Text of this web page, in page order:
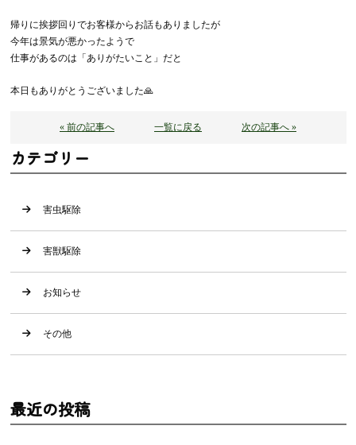
帰りに挨拶回りでお客様からお話もありましたが
今年は景気が悪かったようで
仕事があるのは「ありがたいこと」だと
本日もありがとうございました🙏
« 前の記事へ 一覧に戻る 次の記事へ »
カテゴリー
害虫駆除
害獣駆除
お知らせ
その他
最近の投稿